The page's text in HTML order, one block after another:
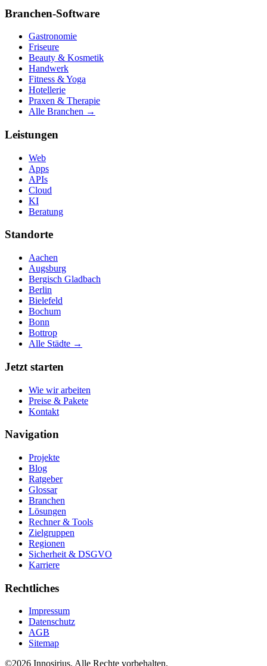
Branchen-Software
Gastronomie
Friseure
Beauty & Kosmetik
Handwerk
Fitness & Yoga
Hotellerie
Praxen & Therapie
Alle Branchen →
Leistungen
Web
Apps
APIs
Cloud
KI
Beratung
Standorte
Aachen
Augsburg
Bergisch Gladbach
Berlin
Bielefeld
Bochum
Bonn
Bottrop
Alle Städte →
Jetzt starten
Wie wir arbeiten
Preise & Pakete
Kontakt
Navigation
Projekte
Blog
Ratgeber
Glossar
Branchen
Lösungen
Rechner & Tools
Zielgruppen
Regionen
Sicherheit & DSGVO
Karriere
Rechtliches
Impressum
Datenschutz
AGB
Sitemap
©2026 Innosirius. Alle Rechte vorbehalten.